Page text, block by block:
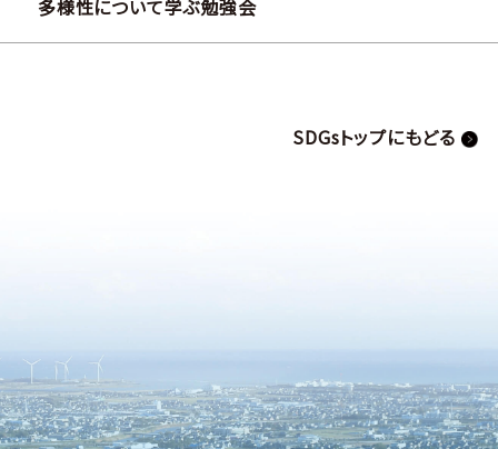
多様性について学ぶ勉強会
SDGsトップにもどる